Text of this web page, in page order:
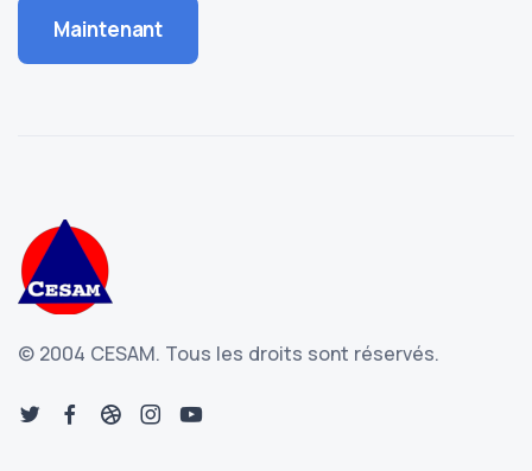
Maintenant
© 2004 CESAM. Tous les droits sont réservés.